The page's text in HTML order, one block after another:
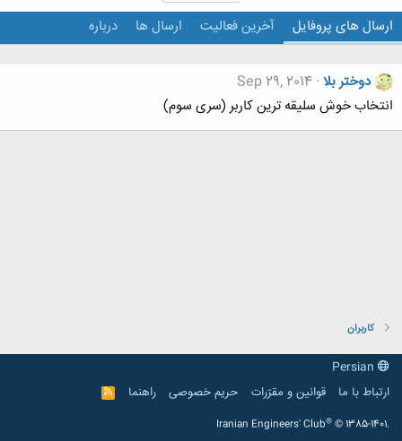
ارسال های پروفایل آخرین فعالیت ارسال ها درباره
دوختر بلا Sep 29, 2014
انتخاب خوش سلیقه ترین کاربر (سری سوم)
کاربران
ارتباط با ما
قوانین و مقرّرات حریم خصوصی راهنما
R
S
Iranian Engineers' Club® © 1385-1401.